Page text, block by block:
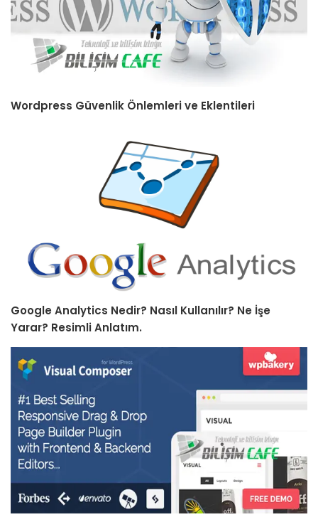
Wordpress Güvenlik Önlemleri ve Eklentileri
Google Analytics Nedir? Nasıl Kullanılır? Ne İşe
Yarar? Resimli Anlatım.